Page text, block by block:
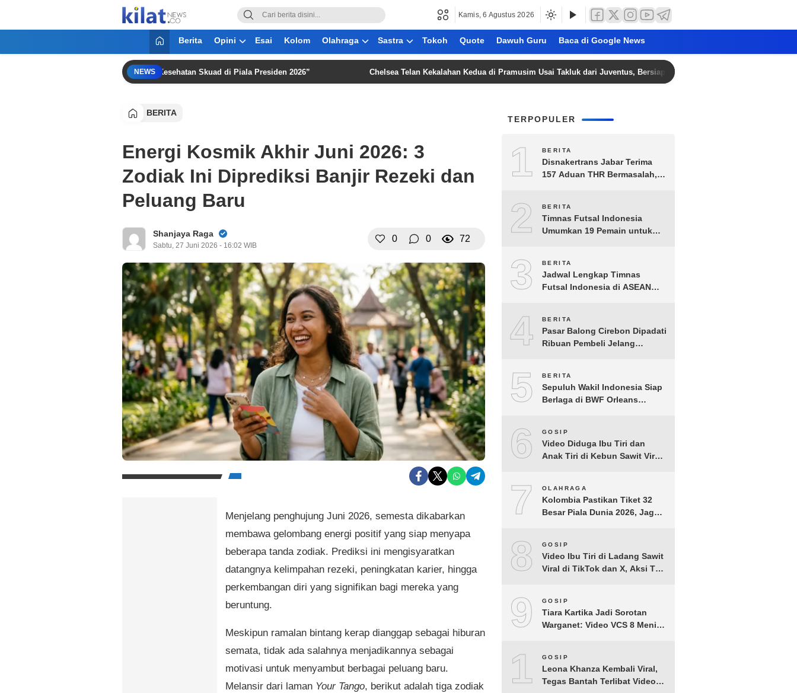
KilatNews.co
Mencerdaskan Anak Bangsa
Kamis, 6 Agustus 2026
Berita Opini Esai Kolom Olahraga Sastra Tokoh Quote Dawuh Guru Baca di Google News
NEWS
Rotasi Pemain Jaga Kesehatan Skuad di Piala Presiden 2026” Chelsea Telan Kekalahan Kedua di Pramusim Usai Takluk dari Juventus, Bersiap Hadapi AC Milan di Jakarta
BERITA
Energi Kosmik Akhir Juni 2026: 3
Zodiak Ini Diprediksi Banjir Rezeki dan
Peluang Baru
Shanjaya Raga
Sabtu, 27 Juni 2026 - 16:02 WIB
0 0 72
Menjelang penghujung Juni 2026, semesta dikabarkan
membawa gelombang energi positif yang siap menyapa
beberapa tanda zodiak. Prediksi ini mengisyaratkan
datangnya kelimpahan rezeki, peningkatan karier, hingga
perkembangan diri yang signifikan bagi mereka yang
beruntung.
Meskipun ramalan bintang kerap dianggap sebagai hiburan
semata, tidak ada salahnya menjadikannya sebagai
motivasi untuk menyambut berbagai peluang baru.
Melansir dari laman Your Tango, berikut adalah tiga zodiak
TERPOPULER
1 BERITA
Disnakertrans Jabar Terima
157 Aduan THR Bermasalah,
2 BERITA
Timnas Futsal Indonesia
Umumkan 19 Pemain untuk
3 BERITA
Jadwal Lengkap Timnas
Futsal Indonesia di ASEAN
4 BERITA
Pasar Balong Cirebon Dipadati
Ribuan Pembeli Jelang
5 BERITA
Sepuluh Wakil Indonesia Siap
Berlaga di BWF Orleans
6 GOSIP
Video Diduga Ibu Tiri dan
Anak Tiri di Kebun Sawit Viral,
7 OLAHRAGA
Kolombia Pastikan Tiket 32
Besar Piala Dunia 2026, Jaga
8 GOSIP
Video Ibu Tiri di Ladang Sawit
Viral di TikTok dan X, Aksi Tak
9 GOSIP
Tiara Kartika Jadi Sorotan
Warganet: Video VCS 8 Menit
10
GOSIP
Leona Khanza Kembali Viral,
Tegas Bantah Terlibat Video